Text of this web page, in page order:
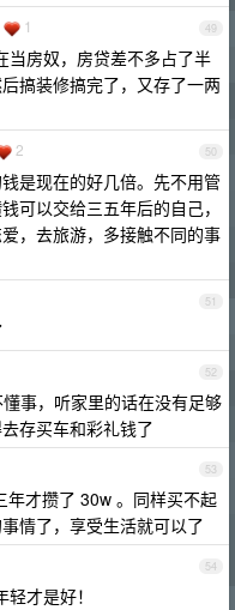
49
1
当房奴，房贷差不多占了半
搞装修搞完了，又存了一两
50
2
是现在的好几倍。先不用管
可以交给三五年后的自己，
，去旅游，多接触不同的事
51
52
事，听家里的话在没有足够
存买车和彩礼钱了
53
才攒了 30w 。同样买不起
情了，享受生活就可以了
54
才是好！